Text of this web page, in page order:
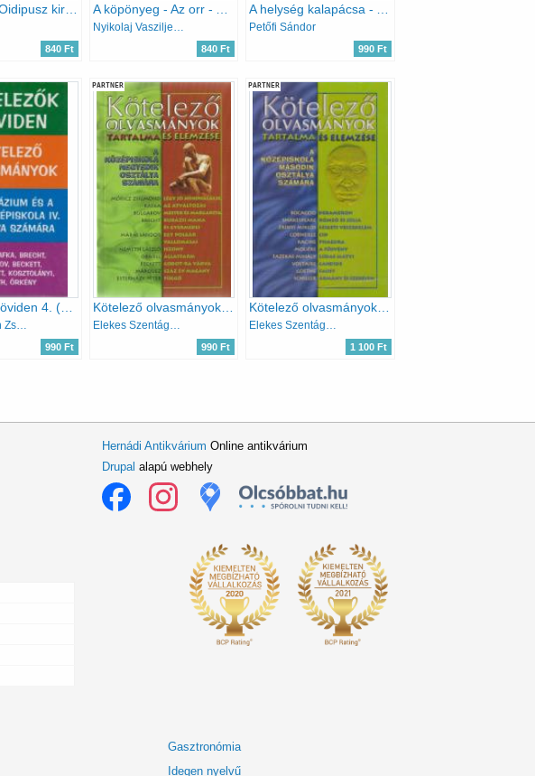
Antigoné - Oidipusz király
840 Ft
Nyikolaj Vasziljevics Gogol
840 Ft
Petőfi Sándor
990 Ft
Kötelezők röviden 4. (Mann, Kafka, Brecht, Bulgakov, Beckett, Örkény)
Dávid Katalin Zsuzsanna
990 Ft
PARTNER
Kötelező olvasmányok tartalma és elemzése a középiskola negyedik osztálya számára
990 Ft
PARTNER
1 100 Ft
Hernádi Antikvárium Online antikvárium
Drupal alapú webhely
Gasztronómia
Idegen nyelvű